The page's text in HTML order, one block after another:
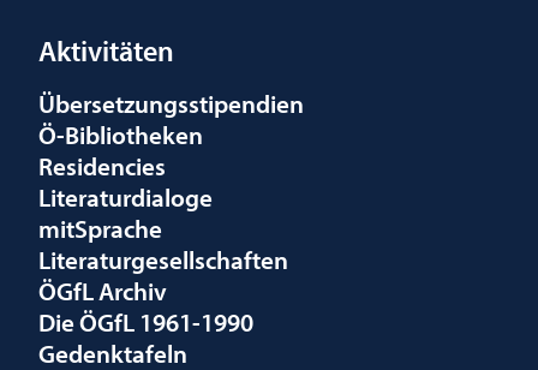
Aktivitäten
Übersetzungsstipendien
Ö-Bibliotheken
Residencies
Literaturdialoge
mitSprache
Literaturgesellschaften
ÖGfL Archiv
Die ÖGfL 1961-1990
Gedenktafeln